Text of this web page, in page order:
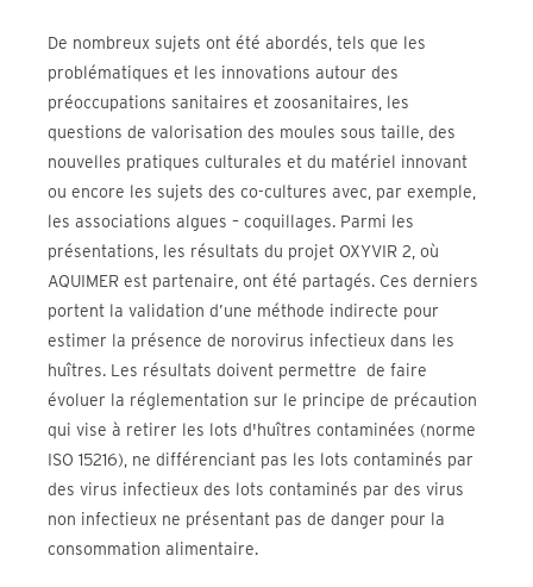
De nombreux sujets ont été abordés, tels que les
problématiques et les innovations autour des
préoccupations sanitaires et zoosanitaires, les
questions de valorisation des moules sous taille, des
nouvelles pratiques culturales et du matériel innovant
ou encore les sujets des co-cultures avec, par exemple,
les associations algues – coquillages. Parmi les
présentations, les résultats du projet OXYVIR 2, où
AQUIMER est partenaire, ont été partagés. Ces derniers
portent la validation d’une méthode indirecte pour
estimer la présence de norovirus infectieux dans les
huîtres. Les résultats doivent permettre de faire
évoluer la réglementation sur le principe de précaution
qui vise à retirer les lots d'huîtres contaminées (norme
ISO 15216), ne différenciant pas les lots contaminés par
des virus infectieux des lots contaminés par des virus
non infectieux ne présentant pas de danger pour la
consommation alimentaire.